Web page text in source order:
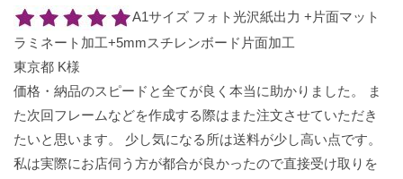
A1サイズ フォト光沢紙出力 +片面マット
ラミネート加工+5mmスチレンボード片面加工
東京都 K様
価格・納品のスピードと全てが良く本当に助かりました。 ま
た次回フレームなどを作成する際はまた注文させていただき
たいと思います。 少し気になる所は送料が少し高い点です。
私は実際にお店伺う方が都合が良かったので直接受け取りを